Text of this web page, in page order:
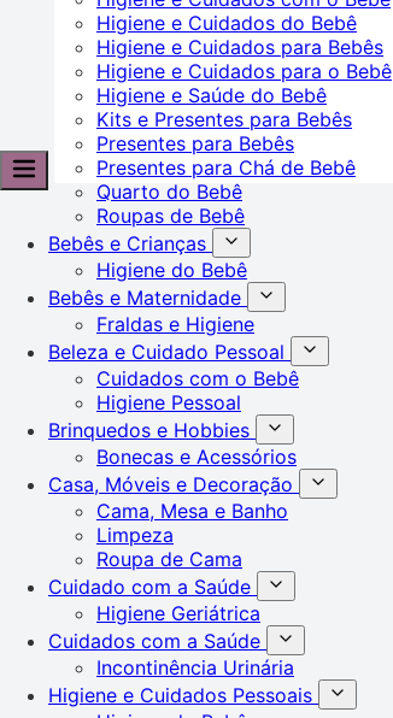
Higiene e Cuidados do Bebê
Higiene e Cuidados para Bebês
Higiene e Cuidados para o Bebê
Higiene e Saúde do Bebê
Kits e Presentes para Bebês
Presentes para Bebês
Presentes para Chá de Bebê
Quarto do Bebê
Roupas de Bebê
Bebês e Crianças
Higiene do Bebê
Bebês e Maternidade
Fraldas e Higiene
Beleza e Cuidado Pessoal
Cuidados com o Bebê
Higiene Pessoal
Brinquedos e Hobbies
Bonecas e Acessórios
Casa, Móveis e Decoração
Cama, Mesa e Banho
Limpeza
Roupa de Cama
Cuidado com a Saúde
Higiene Geriátrica
Cuidados com a Saúde
Incontinência Urinária
Higiene e Cuidados Pessoais